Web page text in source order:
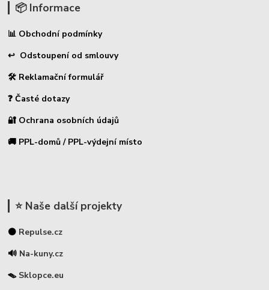
📦 Informace
📊 Obchodní podmínky
↩ Odstoupení od smlouvy
🛠 Reklamační formulář
❓ Časté dotazy
🔐 Ochrana osobních údajů
🚚 PPL-domů / PPL-výdejní místo
⭐ Naše další projekty
⚫ Repulse.cz
🔊 Na-kuny.cz
🪤 Sklopce.eu